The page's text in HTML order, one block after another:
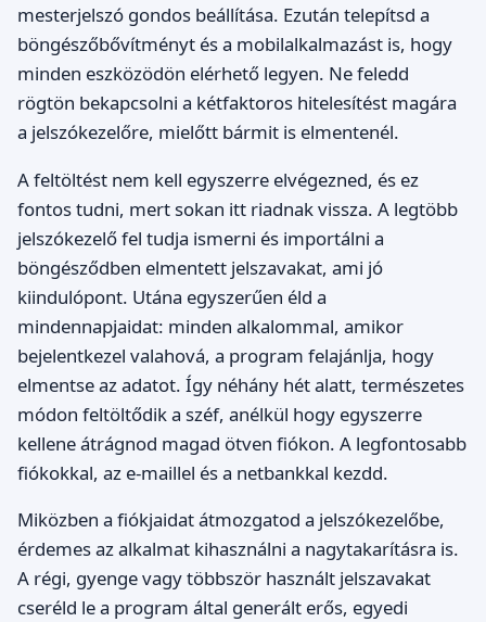
mesterjelszó gondos beállítása. Ezután telepítsd a
böngészőbővítményt és a mobilalkalmazást is, hogy
minden eszközödön elérhető legyen. Ne feledd
rögtön bekapcsolni a kétfaktoros hitelesítést magára
a jelszókezelőre, mielőtt bármit is elmentenél.
A feltöltést nem kell egyszerre elvégezned, és ez
fontos tudni, mert sokan itt riadnak vissza. A legtöbb
jelszókezelő fel tudja ismerni és importálni a
böngésződben elmentett jelszavakat, ami jó
kiindulópont. Utána egyszerűen éld a
mindennapjaidat: minden alkalommal, amikor
bejelentkezel valahová, a program felajánlja, hogy
elmentse az adatot. Így néhány hét alatt, természetes
módon feltöltődik a széf, anélkül hogy egyszerre
kellene átrágnod magad ötven fiókon. A legfontosabb
fiókokkal, az e-maillel és a netbankkal kezdd.
Miközben a fiókjaidat átmozgatod a jelszókezelőbe,
érdemes az alkalmat kihasználni a nagytakarításra is.
A régi, gyenge vagy többször használt jelszavakat
cseréld le a program által generált erős, egyedi